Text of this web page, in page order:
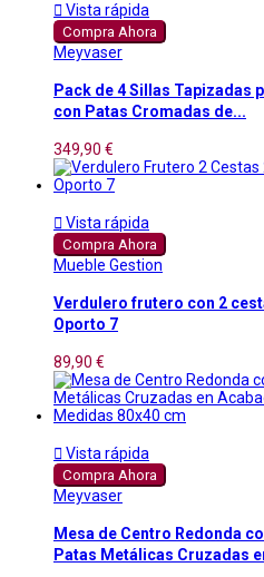
 Vista rápida
Compra Ahora
Meyvaser
Pack de 4 Sillas Tapizadas
con Patas Cromadas de...
349,90 €
 Vista rápida
Compra Ahora
Mueble Gestion
Verdulero frutero con 2
Oporto 7
89,90 €
 Vista rápida
Compra Ahora
Meyvaser
Mesa de Centro Redonda
Patas Metálicas Cruzadas